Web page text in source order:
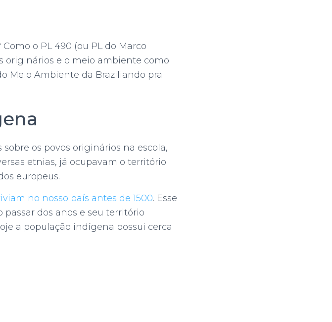
o PL 490 (ou PL do Marco
originários e o meio ambiente como
Meio Ambiente da Braziliando pra
os povos originários na escola,
etnias, já ocupavam o território
europeus.
no nosso país antes de 1500. Esse
dos anos e seu território
a população indígena possui cerca